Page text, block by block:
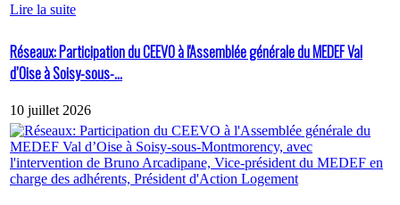
Lire la suite
Réseaux: Participation du CEEVO à l'Assemblée générale du MEDEF Val
d’Oise à Soisy-sous-...
10 juillet 2026